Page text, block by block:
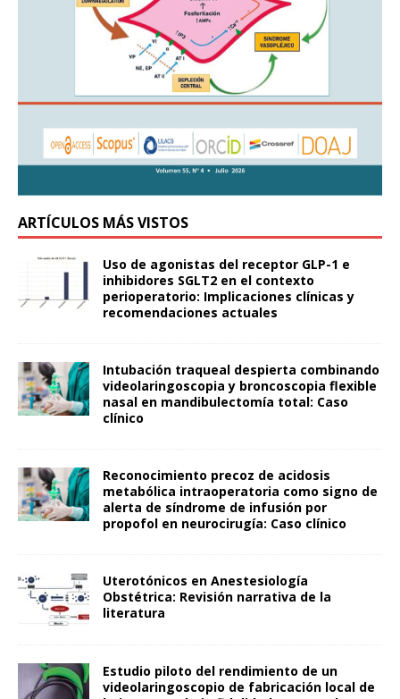
ARTÍCULOS MÁS VISTOS
Uso de agonistas del receptor GLP-1 e
inhibidores SGLT2 en el contexto
perioperatorio: Implicaciones clínicas y
recomendaciones actuales
Intubación traqueal despierta combinando
videolaringoscopia y broncoscopia flexible
nasal en mandibulectomía total: Caso
clínico
Reconocimiento precoz de acidosis
metabólica intraoperatoria como signo de
alerta de síndrome de infusión por
propofol en neurocirugía: Caso clínico
Uterotónicos en Anestesiología
Obstétrica: Revisión narrativa de la
literatura
Estudio piloto del rendimiento de un
videolaringoscopio de fabricación local de